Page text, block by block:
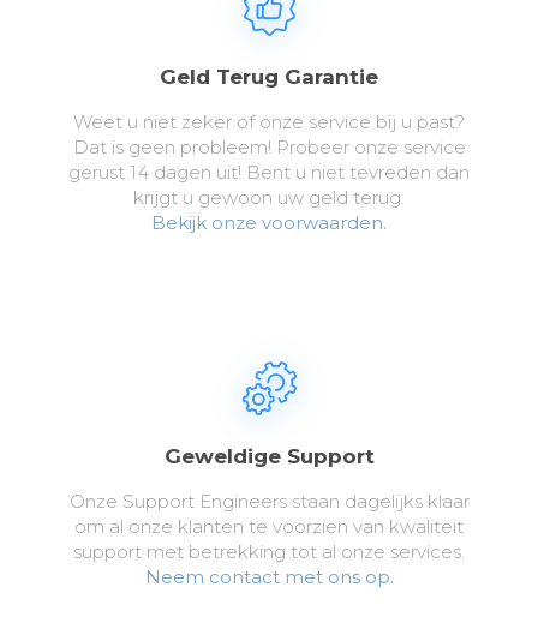
Geld Terug Garantie
Weet u niet zeker of onze service bij u past?
Dat is geen probleem! Probeer onze service
gerust 14 dagen uit! Bent u niet tevreden dan
krijgt u gewoon uw geld terug.
Bekijk onze voorwaarden.
Geweldige Support
Onze Support Engineers staan dagelijks klaar
om al onze klanten te voorzien van kwaliteit
support met betrekking tot al onze services.
Neem contact met ons op.